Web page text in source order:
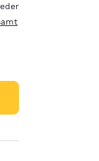
Gesamtdetails